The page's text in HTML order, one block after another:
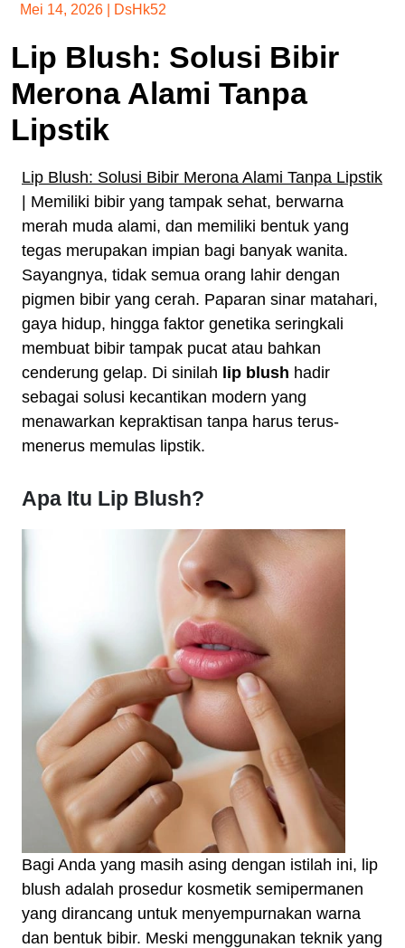
Mei 14, 2026 DsHk52
Lip Blush: Solusi Bibir
Merona Alami Tanpa
Lipstik
Lip Blush: Solusi Bibir Merona Alami Tanpa Lipstik
| Memiliki bibir yang tampak sehat, berwarna
merah muda alami, dan memiliki bentuk yang
tegas merupakan impian bagi banyak wanita.
Sayangnya, tidak semua orang lahir dengan
pigmen bibir yang cerah. Paparan sinar matahari,
gaya hidup, hingga faktor genetika seringkali
membuat bibir tampak pucat atau bahkan
cenderung gelap. Di sinilah lip blush hadir
sebagai solusi kecantikan modern yang
menawarkan kepraktisan tanpa harus terus-
menerus memulas lipstik.
Apa Itu Lip Blush?
Bagi Anda yang masih asing dengan istilah ini, lip
blush adalah prosedur kosmetik semipermanen
yang dirancang untuk menyempurnakan warna
dan bentuk bibir. Meski menggunakan teknik yang